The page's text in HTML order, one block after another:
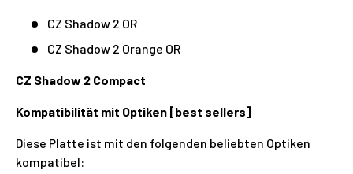
CZ Shadow 2 OR
CZ Shadow 2 Orange OR
CZ Shadow 2 Compact
Kompatibilität mit Optiken [best sellers]
Diese Platte ist mit den folgenden beliebten Optiken
kompatibel: